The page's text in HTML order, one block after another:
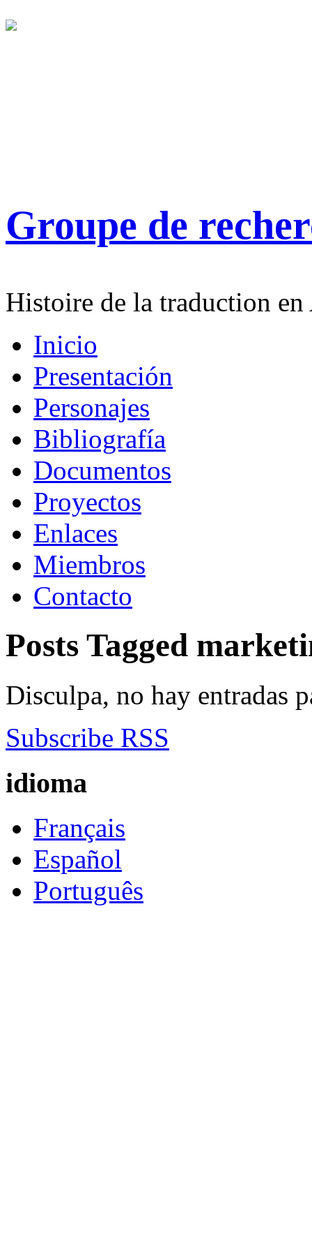
Groupe de
Histoire de la traduction
Inicio
Presentación
Personajes
Bibliografía
Documentos
Proyectos
Enlaces
Miembros
Contacto
Posts Tagged
Disculpa, no hay entradas
Subscribe RSS
idioma
Français
Español
Português